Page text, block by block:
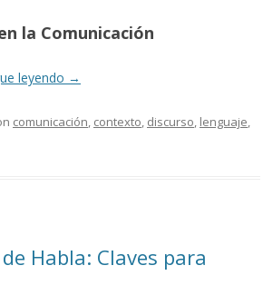
la Comunicación
leyendo →
comunicación, contexto, discurso, lenguaje,
Habla: Claves para